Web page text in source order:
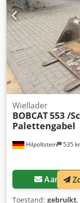
Hilpoltstein 535
Wiellader
BOBCAT553 /
Palettengabel
Toestand: gebruikt